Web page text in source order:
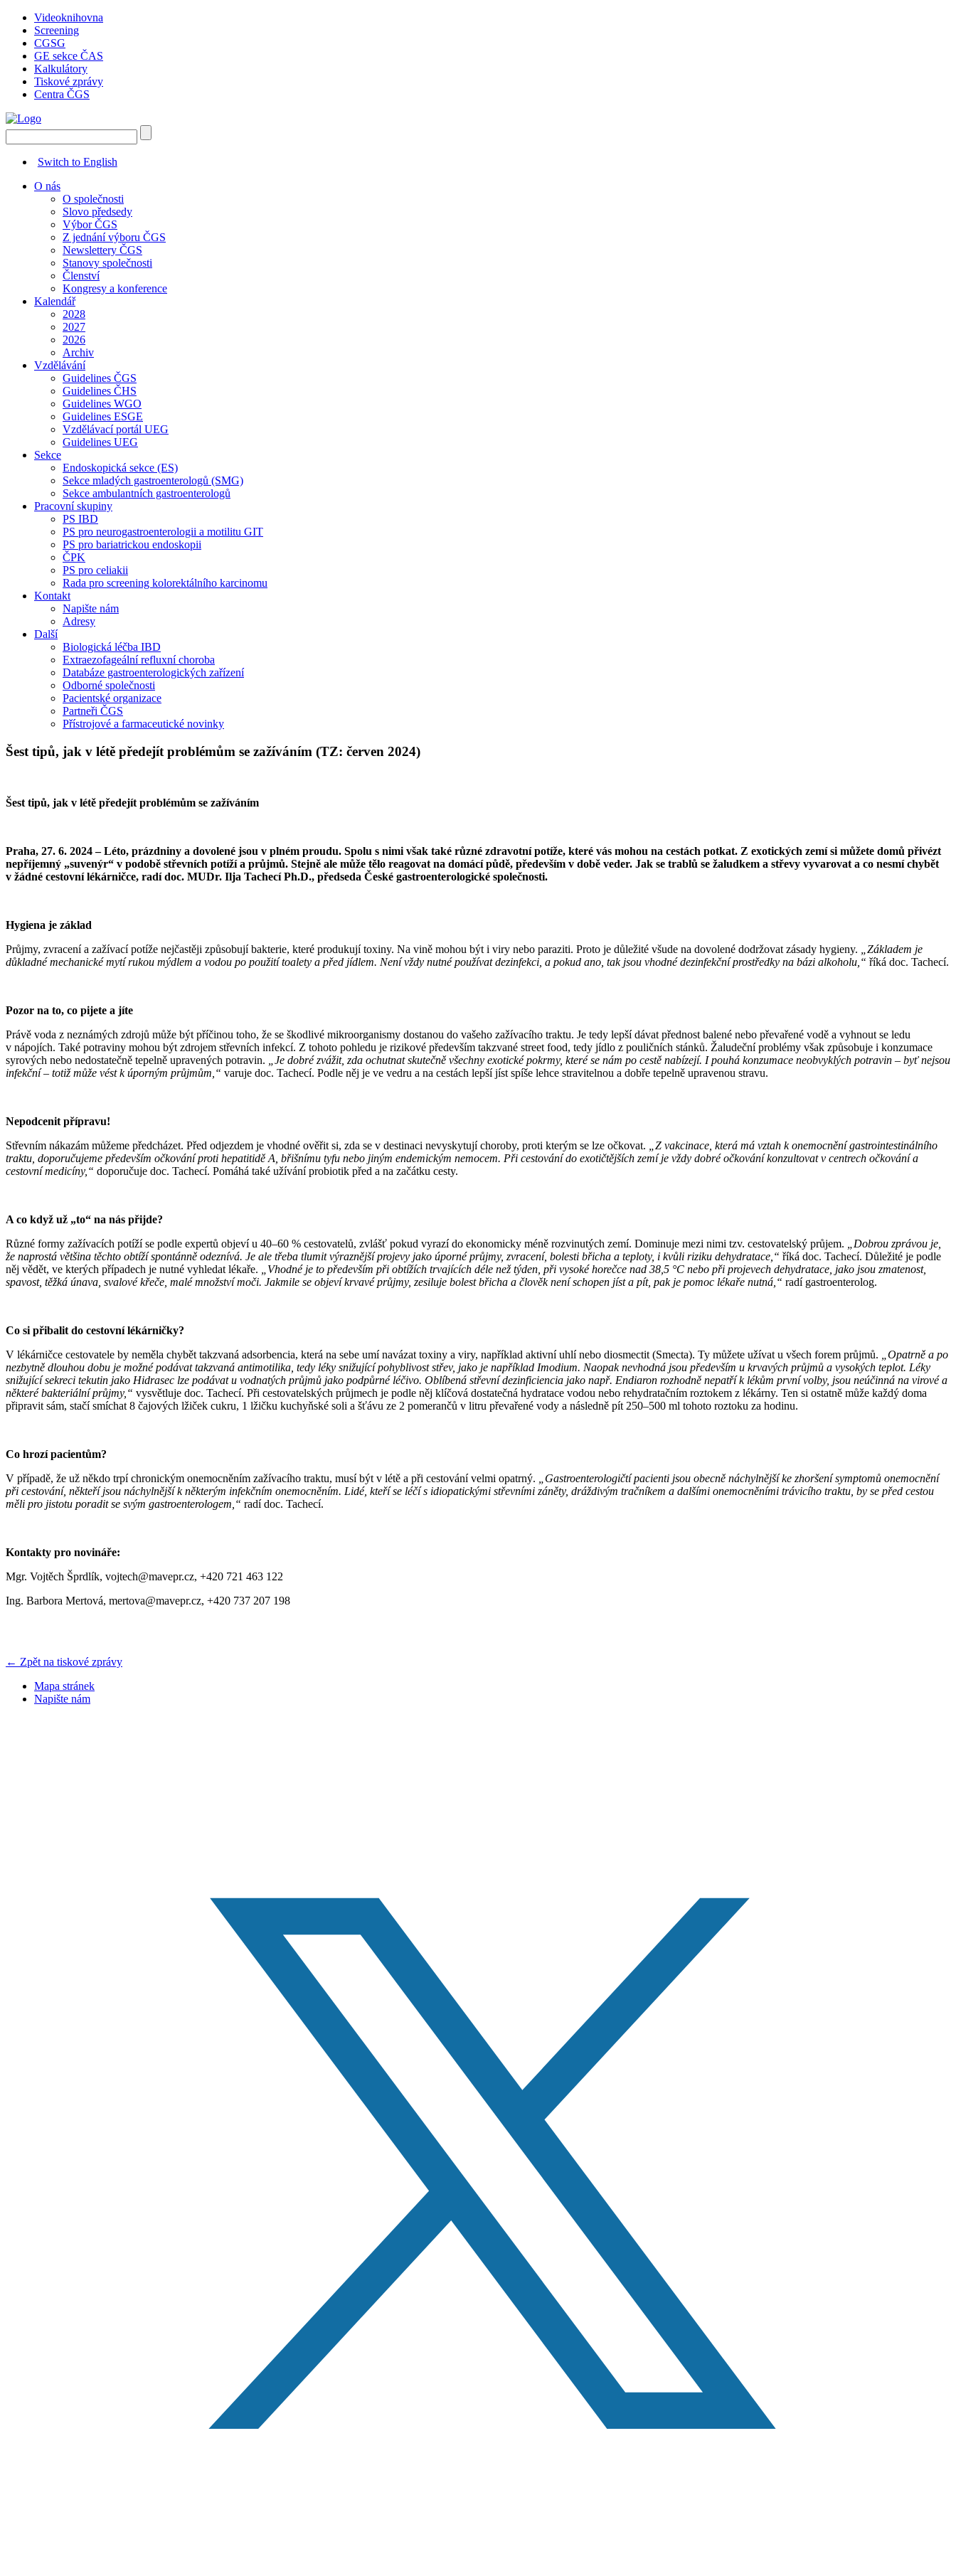
Videoknihovna
Screening
CGSG
GE sekce ČAS
Kalkulátory
Tiskové zprávy
Centra ČGS
Switch to English
O nás
O společnosti
Slovo předsedy
Výbor ČGS
Z jednání výboru ČGS
Newslettery ČGS
Stanovy společnosti
Členství
Kongresy a konference
Kalendář
2028
2027
2026
Archiv
Vzdělávání
Guidelines ČGS
Guidelines ČHS
Guidelines WGO
Guidelines ESGE
Vzdělávací portál UEG
Guidelines UEG
Sekce
Endoskopická sekce (ES)
Sekce mladých gastroenterologů (SMG)
Sekce ambulantních gastroenterologů
Pracovní skupiny
PS IBD
PS pro neurogastroenterologii a motilitu GIT
PS pro bariatrickou endoskopii
ČPK
PS pro celiakii
Rada pro screening kolorektálního karcinomu
Kontakt
Napište nám
Adresy
Další
Biologická léčba IBD
Extraezofageální refluxní choroba
Databáze gastroenterologických zařízení
Odborné společnosti
Pacientské organizace
Partneři ČGS
Přístrojové a farmaceutické novinky
Šest tipů, jak v létě předejít problémům se zažíváním (TZ: červen 2024)
Šest tipů, jak v létě předejít problémům se zažíváním
Praha, 27. 6. 2024 – Léto, prázdniny a dovolené jsou v plném proudu. Spolu s nimi však také různé zdravotní potíže, které vás mohou na cestách potkat. Z exotických zemí si můžete domů přivézt
nepříjemný „suvenýr“ v podobě střevních potíží a průjmů. Stejně ale může tělo reagovat na domácí půdě, především v době veder. Jak se trablů se žaludkem a střevy vyvarovat a co nesmí chybět
v žádné cestovní lékárničce, radí doc. MUDr. Ilja Tachecí Ph.D., předseda České gastroenterologické společnosti.
Hygiena je základ
Průjmy, zvracení a zažívací potíže nejčastěji způsobují bakterie, které produkují toxiny. Na vině mohou být i viry nebo paraziti. Proto je důležité všude na dovolené dodržovat zásady hygieny. „Základem je
důkladné mechanické mytí rukou mýdlem a vodou po použití toalety a před jídlem. Není vždy nutné používat dezinfekci, a pokud ano, tak jsou vhodné dezinfekční prostředky na bázi alkoholu,“ říká doc. Tachecí.
Pozor na to, co pijete a jíte
Právě voda z neznámých zdrojů může být příčinou toho, že se škodlivé mikroorganismy dostanou do vašeho zažívacího traktu. Je tedy lepší dávat přednost balené nebo převařené vodě a vyhnout se ledu
v nápojích. Také potraviny mohou být zdrojem střevních infekcí. Z tohoto pohledu je rizikové především takzvané street food, tedy jídlo z pouličních stánků. Žaludeční problémy však způsobuje i konzumace
syrových nebo nedostatečně tepelně upravených potravin. „Je dobré zvážit, zda ochutnat skutečně všechny exotické pokrmy, které se nám po cestě nabízejí. I pouhá konzumace neobvyklých potravin – byť nejsou
infekční – totiž může vést k úporným průjmům,“ varuje doc. Tachecí. Podle něj je ve vedru a na cestách lepší jíst spíše lehce stravitelnou a dobře tepelně upravenou stravu.
Nepodcenit přípravu!
Střevním nákazám můžeme předcházet. Před odjezdem je vhodné ověřit si, zda se v destinaci nevyskytují choroby, proti kterým se lze očkovat. „Z vakcinace, která má vztah k onemocnění gastrointestinálního
traktu, doporučujeme především očkování proti hepatitidě A, břišnímu tyfu nebo jiným endemickým nemocem. Při cestování do exotičtějších zemí je vždy dobré očkování konzultovat v centrech očkování a
cestovní medicíny,“ doporučuje doc. Tachecí. Pomáhá také užívání probiotik před a na začátku cesty.
A co když už „to“ na nás přijde?
Různé formy zažívacích potíží se podle expertů objeví u 40–60 % cestovatelů, zvlášť pokud vyrazí do ekonomicky méně rozvinutých zemí. Dominuje mezi nimi tzv. cestovatelský průjem. „Dobrou zprávou je,
že naprostá většina těchto obtíží spontánně odeznívá. Je ale třeba tlumit výraznější projevy jako úporné průjmy, zvracení, bolesti břicha a teploty, i kvůli riziku dehydratace,“ říká doc. Tachecí. Důležité je podle
něj vědět, ve kterých případech je nutné vyhledat lékaře. „Vhodné je to především při obtížích trvajících déle než týden, při vysoké horečce nad 38,5 °C nebo při projevech dehydratace, jako jsou zmatenost,
spavost, těžká únava, svalové křeče, malé množství moči. Jakmile se objeví krvavé průjmy, zesiluje bolest břicha a člověk není schopen jíst a pít, pak je pomoc lékaře nutná,“ radí gastroenterolog.
Co si přibalit do cestovní lékárničky?
V lékárničce cestovatele by neměla chybět takzvaná adsorbencia, která na sebe umí navázat toxiny a viry, například aktivní uhlí nebo diosmectit (Smecta). Ty můžete užívat u všech forem průjmů. „Opatrně a po
nezbytně dlouhou dobu je možné podávat takzvaná antimotilika, tedy léky snižující pohyblivost střev, jako je například Imodium. Naopak nevhodná jsou především u krvavých průjmů a vysokých teplot. Léky
snižující sekreci tekutin jako Hidrasec lze podávat u vodnatých průjmů jako podpůrné léčivo. Oblíbená střevní dezinficiencia jako např. Endiaron rozhodně nepatří k lékům první volby, jsou neúčinná na virové a
některé bakteriální průjmy,“ vysvětluje doc. Tachecí. Při cestovatelských průjmech je podle něj klíčová dostatečná hydratace vodou nebo rehydratačním roztokem z lékárny. Ten si ostatně může každý doma
připravit sám, stačí smíchat 8 čajových lžiček cukru, 1 lžičku kuchyňské soli a šťávu ze 2 pomerančů v litru převařené vody a následně pít 250–500 ml tohoto roztoku za hodinu.
Co hrozí pacientům?
V případě, že už někdo trpí chronickým onemocněním zažívacího traktu, musí být v létě a při cestování velmi opatrný. „Gastroenterologičtí pacienti jsou obecně náchylnější ke zhoršení symptomů onemocnění
při cestování, někteří jsou náchylnější k některým infekčním onemocněním. Lidé, kteří se léčí s idiopatickými střevními záněty, dráždivým tračníkem a dalšími onemocněními trávicího traktu, by se před cestou
měli pro jistotu poradit se svým gastroenterologem,“ radí doc. Tachecí.
Kontakty pro novináře:
Mgr. Vojtěch Šprdlík, vojtech@mavepr.cz, +420 721 463 122
Ing. Barbora Mertová, mertova@mavepr.cz, +420 737 207 198
← Zpět na tiskové zprávy
Mapa stránek
Napište nám